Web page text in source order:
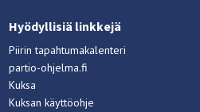
Hyödyllisiä linkkejä
Piirin tapahtumakalenteri
partio-ohjelma.fi
Kuksa
Kuksan käyttöohje